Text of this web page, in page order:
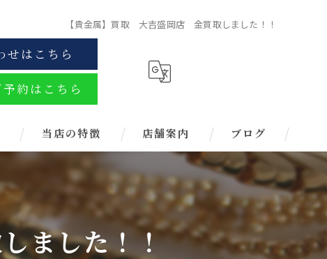
【貴金属】買取 大吉盛岡店 金買取しました！！
せはこちら
約はこちら
当店の特徴
ブランド
お酒
店舗案内 ブログ
ました！！